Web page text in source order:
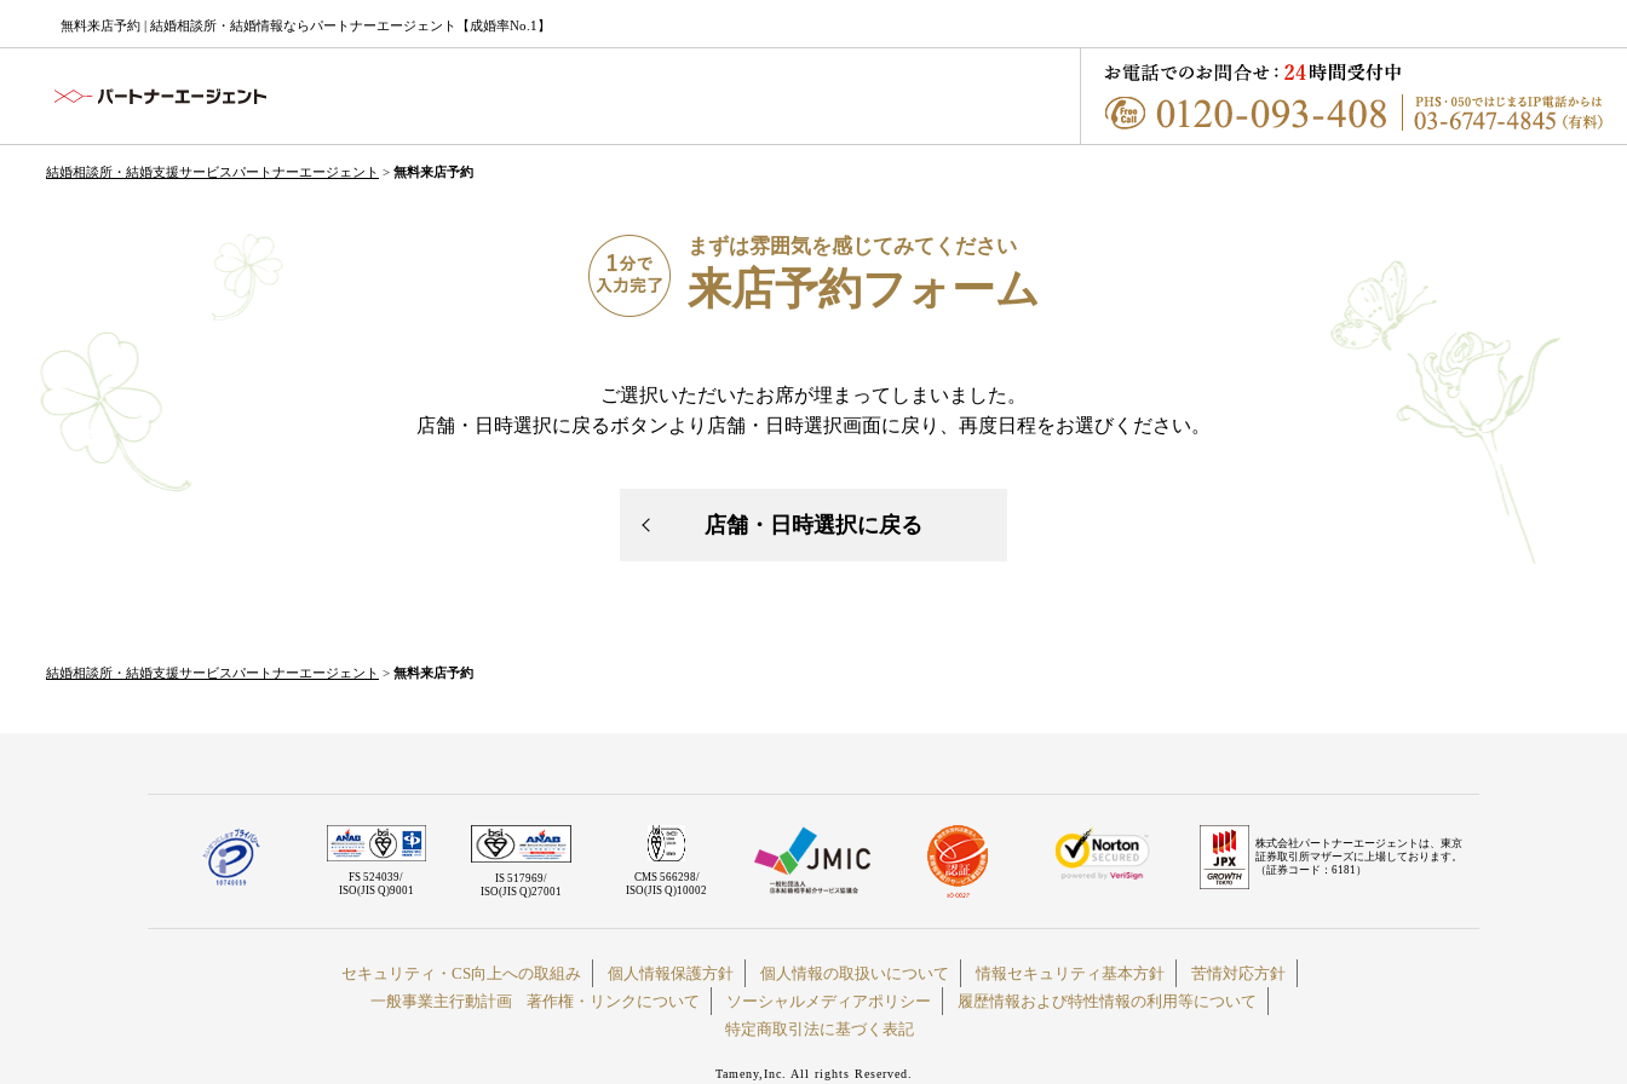
無料来店予約 | 結婚相談所・結婚情報ならパートナーエージェント【成婚率No.1】
結婚相談所・結婚支援サービスパートナーエージェント > 無料来店予約
まずは雰囲気を感じてみてください
来店予約フォーム
ご選択いただいたお席が埋まってしまいました。
店舗・日時選択に戻るボタンより店舗・日時選択画面に戻り、再度日程をお選びください。
店舗・日時選択に戻る
結婚相談所・結婚支援サービスパートナーエージェント > 無料来店予約
FS 524039/
ISO(JIS Q)9001
IS 517969/
ISO(JIS Q)27001
CMS 566298/
ISO(JIS Q)10002
株式会社パートナーエージェントは、東京
証券取引所マザーズに上場しております。
（証券コード：6181）
セキュリティ・CS向上への取組み 個人情報保護方針 個人情報の取扱いについて 情報セキュリティ基本方針
苦情対応方針
一般事業主行動計画
著作権・リンクについて ソーシャルメディアポリシー
履歴情報および特性情報の利用等について
特定商取引法に基づく表記
Tameny,Inc. All rights Reserved.